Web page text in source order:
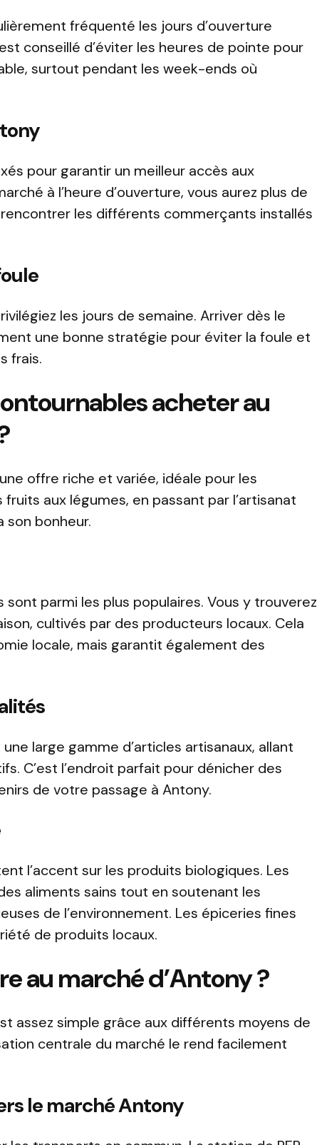
fréquenté les jours d’ouverture
conseillé d’éviter les heures de pointe pour
surtout pendant les week-ends où
pour garantir un meilleur accès aux
à l’heure d’ouverture, vous aurez plus de
les différents commerçants installés
les jours de semaine. Arriver dès le
une bonne stratégie pour éviter la foule et
frais.
acheter au
offre riche et variée, idéale pour les
aux légumes, en passant par l’artisanat
son bonheur.
parmi les plus populaires. Vous y trouverez
cultivés par des producteurs locaux. Cela
locale, mais garantit également des
large gamme d’articles artisanaux, allant
C’est l’endroit parfait pour dénicher des
de votre passage à Antony.
l’accent sur les produits biologiques. Les
aliments sains tout en soutenant les
de l’environnement. Les épiceries fines
de produits locaux.
au marché d’Antony ?
assez simple grâce aux différents moyens de
centrale du marché le rend facilement
le marché Antony